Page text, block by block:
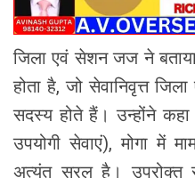
जिला एवं सेशन जज ने
होता है, जो सेवानिवृत्त
सदस्य होते हैं। उन्होंने
उपयोगी सेवाएं), मोगा में
अत्यंत सरल है। उपरोक्त